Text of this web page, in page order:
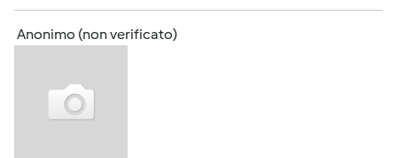
Anonimo (non verificato)